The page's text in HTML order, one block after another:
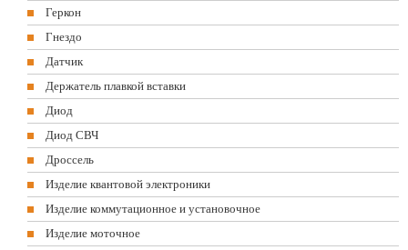
Геркон
Гнездо
Датчик
Держатель плавкой вставки
Диод
Диод СВЧ
Дроссель
Изделие квантовой электроники
Изделие коммутационное и установочное
Изделие моточное